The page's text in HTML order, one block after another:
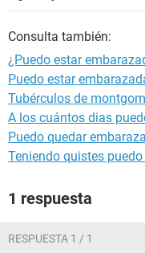
Consulta también:
¿Puedo estar
Puedo estar
Tubérculos de
A los cuántos dias
Puedo quedar
Teniendo quistes
1 respuesta
RESPUESTA 1 / 1